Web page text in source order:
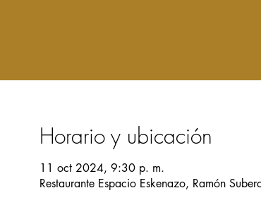
Horario y ubicación
11 oct 2024, 9:30 p. m.
Restaurante Espacio Eskenazo, Ramón